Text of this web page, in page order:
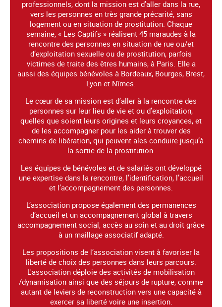
professionnels, dont la mission est d’aller dans la rue,
vers les personnes en très grande précarité, sans
logement ou en situation de prostitution. Chaque
semaine, « Les Captifs » réalisent 45 maraudes à la
rencontre des personnes en situation de rue ou/et
d’exploitation sexuelle ou de prostitution, parfois
victimes de traite des êtres humains, à Paris. Elle a
aussi des équipes bénévoles à Bordeaux, Bourges, Brest,
Lyon et Nîmes.
Le cœur de sa mission est d’aller à la rencontre des
personnes sur leur lieu de vie et ou d’exploitation,
quelles que soient leurs origines et leurs croyances, et
de les accompagner pour les aider à trouver des
chemins de libération, qui peuvent ales conduire jusqu’à
la sortie de la prostitution.
Les équipes de bénévoles et de salariés ont développé
une expertise dans la rencontre, l’identification, l’accueil
et l’accompagnement des personnes.
L’association propose également des permanences
d’accueil et un accompagnement global à travers
accompagnement social, accès au soin et au droit grâce
à un maillage associatif adapté.
Les propositions de l’association visent à favoriser la
liberté de choix des personnes dans leurs parcours.
L'association déploie des activités de mobilisation
/dynamisation ainsi que des séjours de rupture, comme
autant de leviers de reconstruction vers une capacité à
exercer sa liberté voire une insertion.